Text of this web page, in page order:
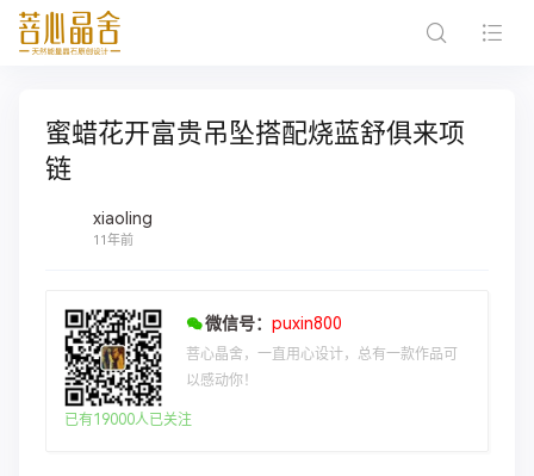
蜜蜡花开富贵吊坠搭配烧蓝舒俱来项
链
xiaoling
11年前
微信号： puxin800
菩心晶舍，一直用心设计，总有一款作品可
以感动你！
已有19000人已关注